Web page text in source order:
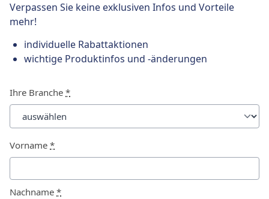
Verpassen Sie keine exklusiven Infos und Vorteile
mehr!
individuelle Rabattaktionen
wichtige Produktinfos und -änderungen
Ihre Branche *
Vorname *
Nachname *